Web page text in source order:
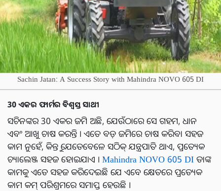
Sachin Jatan: A Success Story with Mahindra NOVO 605 DI
30 ଏକର ଫାର୍ମର ବିଶ୍ୱସ୍ତ ସାଥୀ
ସଚିନଙ୍କର 30 ଏକର ଜମି ଅଛି, ଯେଉଁଠାରେ ସେ ଗହମ, ଧାନ
ଏବଂ ଆଖୁ ଚାଷ କରନ୍ତି । ଏତେ ବଡ଼ ଜମିରେ ଚାଷ କରିବା ସହଜ
କାମ ନୁହେଁ, କିନ୍ତୁ ଯେତେବେଳେ ସଠିକ୍ ଯନ୍ତ୍ରପାତି ଥାଏ, ପ୍ରତ୍ୟେକ
ଚ୍ୟାଲେଞ୍ଜ ସହଜ ହୋଇଯାଏ । Mahindra NOVO 605 DI ତାଙ୍କ
କାମକୁ ଏତେ ସହଜ କରିଦେଇଛି ଯେ ଏବେ କ୍ଷେତରେ ପ୍ରତ୍ୟେକ
କାମ କମ୍ ପରିଶ୍ରମରେ ସମାପ୍ତ ହେଉଛି ।